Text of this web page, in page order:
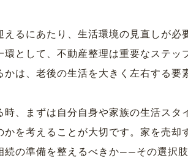
えるにあたり、生活環境の見直しが必
環として、不動産整理は重要なステッ
は、老後の生活を大きく左右する要
時、まずは自分自身や家族の生活スタ
かを考えることが大切です。家を売却
続の準備を整えるべきか――その選択